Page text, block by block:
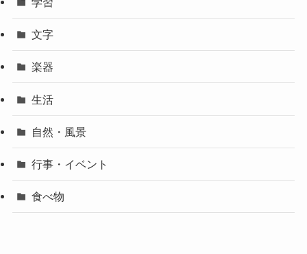
文字
楽器
生活
自然・風景
行事・イベント
食べ物